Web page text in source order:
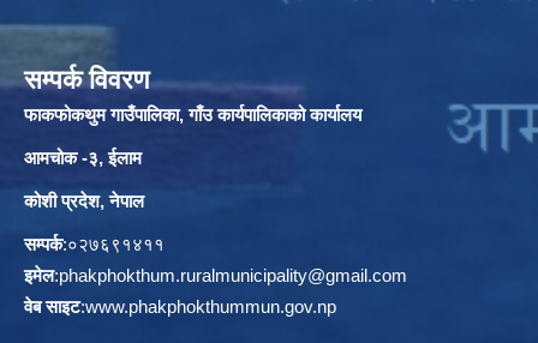
सम्पर्क विवरण
फाकफोकथुम गाउँपालिका, गाँउ कार्यपालिकाको कार्यालय
आमचोक -३, ईलाम
कोशी प्रदेश, नेपाल
सम्पर्क:०२७६९१४११
इमेल:phakphokthum.ruralmunicipality@gmail.com
वेब साइट:www.phakphokthummun.gov.np